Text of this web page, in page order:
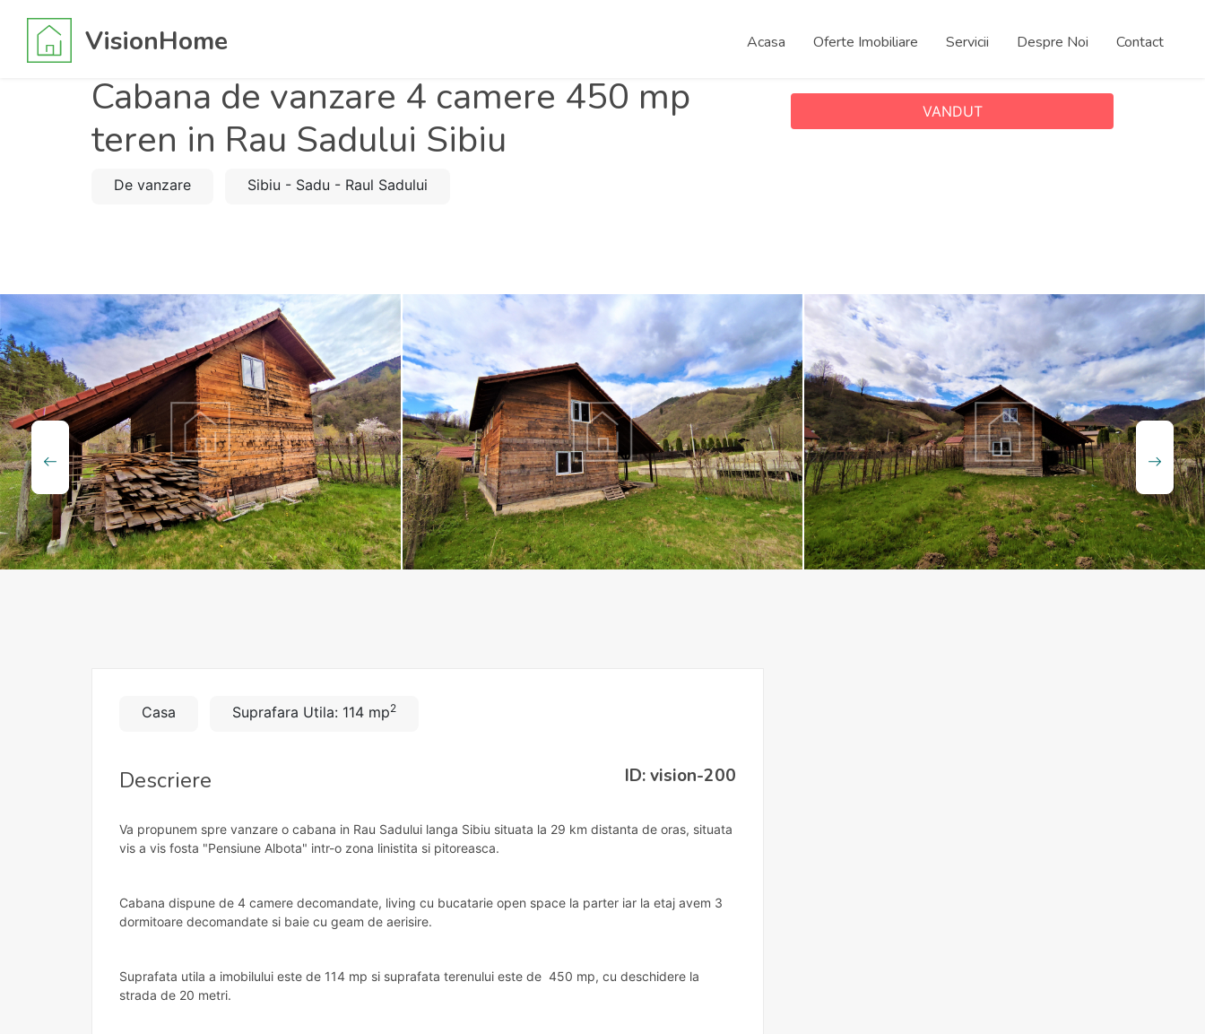
VisionHome Acasa Oferte Imobiliare Servicii Despre Noi Contact
Cabana de vanzare 4 camere 450 mp
teren in Rau Sadului Sibiu
De vanzare Sibiu - Sadu - Raul Sadului
VANDUT
Casa Suprafara Utila: 114 mp2
Descriere ID: vision-200
Va propunem spre vanzare o cabana in Rau Sadului langa Sibiu situata la 29 km distanta de oras, situata
vis a vis fosta "Pensiune Albota" intr-o zona linistita si pitoreasca.
Cabana dispune de 4 camere decomandate, living cu bucatarie open space la parter iar la etaj avem 3
dormitoare decomandate si baie cu geam de aerisire.
Suprafata utila a imobilului este de 114 mp si suprafata terenului este de 450 mp, cu deschidere la
strada de 20 metri.